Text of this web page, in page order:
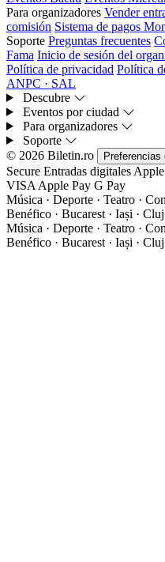
Para organizadores Vender
comisión Sistema de pagos
Soporte Preguntas frecuentes
Fama Inicio de sesión del
Política de privacidad Política
ANPC · SAL
Descubre
Eventos por ciudad
Para organizadores
Soporte
© 2026 Biletin.ro
Preferencias
Secure Entradas digitales
VISA Apple Pay G Pay
Música · Deporte · Teatro ·
Benéfico · Bucarest · Iași ·
Música · Deporte · Teatro ·
Benéfico · Bucarest · Iași ·